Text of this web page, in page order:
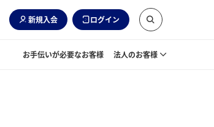
新規入会 ログイン
お手伝いが必要なお客様 法人のお客様